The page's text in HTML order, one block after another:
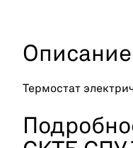
Описание
Термостат